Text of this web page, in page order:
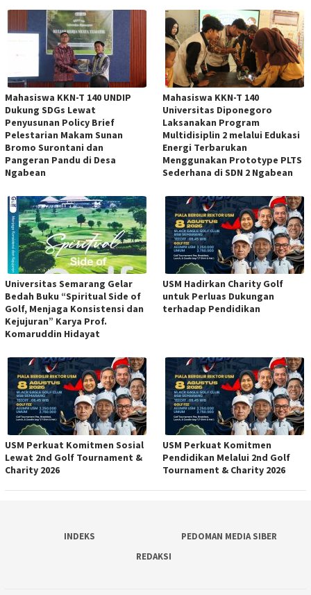
Mahasiswa KKN-T 140 UNDIP
Dukung SDGs Lewat
Penyusunan Policy Brief
Pelestarian Makam Sunan
Bromo Surontani dan
Pangeran Pandu di Desa
Ngabean
Mahasiswa KKN-T 140
Universitas Diponegoro
Laksanakan Program
Multidisiplin 2 melalui Edukasi
Energi Terbarukan
Menggunakan Prototype PLTS
Sederhana di SDN 2 Ngabean
Universitas Semarang Gelar
Bedah Buku “Spiritual Side of
Golf, Menjaga Konsistensi dan
Kejujuran” Karya Prof.
Komaruddin Hidayat
USM Hadirkan Charity Golf
untuk Perluas Dukungan
terhadap Pendidikan
USM Perkuat Komitmen Sosial
Lewat 2nd Golf Tournament &
Charity 2026
USM Perkuat Komitmen
Pendidikan Melalui 2nd Golf
Tournament & Charity 2026
INDEKS
PEDOMAN MEDIA SIBER
REDAKSI